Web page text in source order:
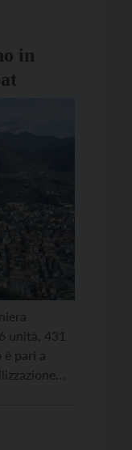
in
unità, 431
è pari a